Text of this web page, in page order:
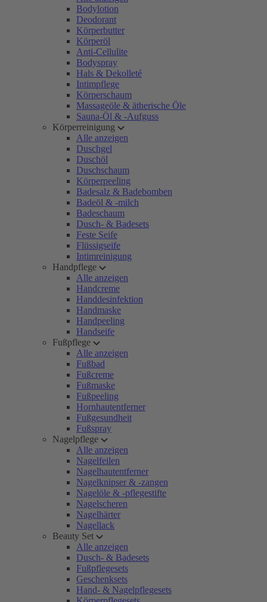
Bodylotion
Deodorant
Körperbutter
Körperöl
Anti-Cellulite
Bodyspray
Hals & Dekolleté
Intimpflege
Körperschaum
Massageöle & ätherische Öle
Sauna-Öl & -Aufguss
Körperreinigung
Alle anzeigen
Duschgel
Duschöl
Duschschaum
Körperpeeling
Badesalz & Badebomben
Badeöl & -milch
Badeschaum
Dusch- & Badesets
Feste Seife
Flüssigseife
Intimreinigung
Handpflege
Alle anzeigen
Handcreme
Handdesinfektion
Handmaske
Handpeeling
Handseife
Fußpflege
Alle anzeigen
Fußbad
Fußcreme
Fußmaske
Fußpeeling
Hornhautentferner
Fußgesundheit
Fußspray
Nagelpflege
Alle anzeigen
Nagelfeilen
Nagelhautentferner
Nagelknipser & -zangen
Nagelöle & -pflegestifte
Nagelscheren
Nagelhärter
Nagellack
Beauty Set
Alle anzeigen
Dusch- & Badesets
Fußpflegesets
Geschenksets
Hand- & Nagelpflegesets